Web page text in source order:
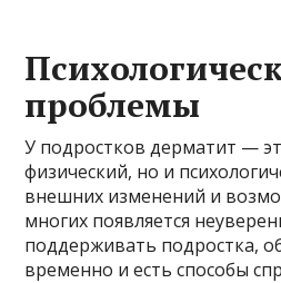
проблемы
У подростков дерматит —
физический, но и
внешних изменений и
многих появляется
поддерживать подростка,
временно и есть способы